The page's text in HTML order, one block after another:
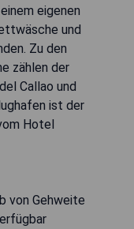
eigenen
und
Zu den
zählen der
Callao und
ist der
Hotel
von Gehweite